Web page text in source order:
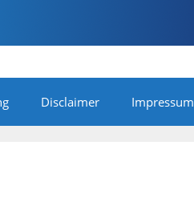
Disclaimer Impressum